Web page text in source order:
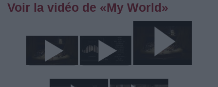
Voir la vidéo de «My World»